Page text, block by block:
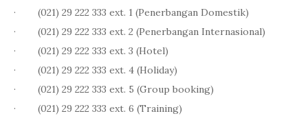
· (021) 29 222 333 ext. 1 (Penerbangan Domestik)
· (021) 29 222 333 ext. 2 (Penerbangan Internasional)
· (021) 29 222 333 ext. 3 (Hotel)
· (021) 29 222 333 ext. 4 (Holiday)
· (021) 29 222 333 ext. 5 (Group booking)
· (021) 29 222 333 ext. 6 (Training)